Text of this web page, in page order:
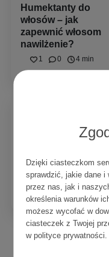
Dzięki ciasteczkom
sprawdzić, jakie dane i
przez nas, jak i
określenia warunków
możesz wycofać w
ciasteczek z Twojej
w polityce prywatności.
Humektanty do
włosów – jak
zapewnić włosom
nawilżenie?
1 0 4 min
pigułce – o co
humektantami,
emolientami i
proteinami?
3 0 5 min